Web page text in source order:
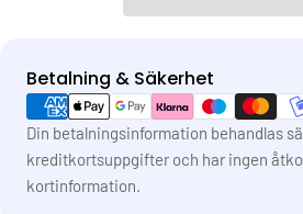
Betalning & Säkerhet
Betalningsmetoder
Din betalningsinformation behandlas
kreditkortsuppgifter och har ingen
kortinformation.